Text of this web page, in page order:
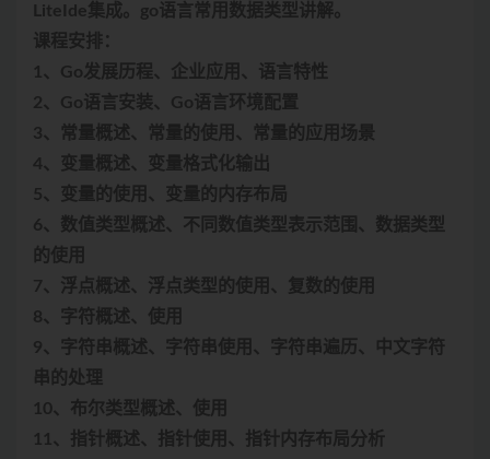
LiteIde集成。go语言常用数据类型讲解。
课程安排：
1、Go发展历程、企业应用、语言特性
2、Go语言安装、Go语言环境配置
3、常量概述、常量的使用、常量的应用场景
4、变量概述、变量格式化输出
5、变量的使用、变量的内存布局
6、数值类型概述、不同数值类型表示范围、数据类型
的使用
7、浮点概述、浮点类型的使用、复数的使用
8、字符概述、使用
9、字符串概述、字符串使用、字符串遍历、中文字符
串的处理
10、布尔类型概述、使用
11、指针概述、指针使用、指针内存布局分析